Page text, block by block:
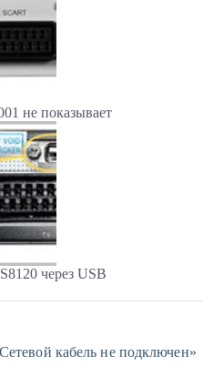
не показывает
через USB
кабель не подключен»